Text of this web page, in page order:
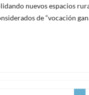
nuevos espacios
de “vocación